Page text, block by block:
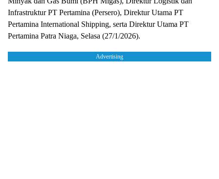
Infrastruktur PT Pertamina (Persero), Direktur Utama PT
Pertamina International Shipping, serta Direktur Utama PT
Pertamina Patra Niaga, Selasa (27/1/2026).
Advertising